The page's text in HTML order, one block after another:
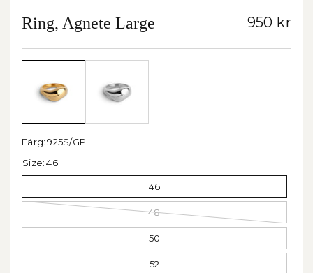
Ring, Agnete Large 950 kr
Färg: 925S/GP
Size: 46
46
48
50
52